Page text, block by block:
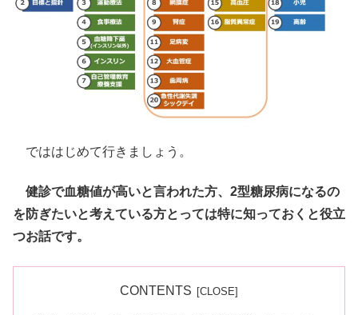
でははじめて行きましょう。
健診で血糖値が高いと言われた方、2型糖尿病になるの
を防ぎたいと考えている方とっては特に知っておくと役立
つお話です。
CONTENTS